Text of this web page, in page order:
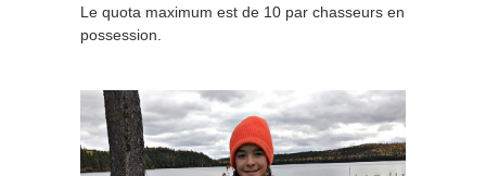
Le quota maximum est de 10 par chasseurs en
possession.